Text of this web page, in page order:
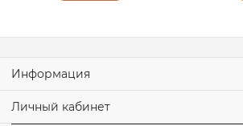
Информация
Личный кабинет